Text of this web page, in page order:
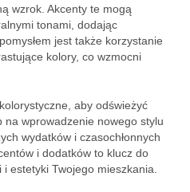
wzrok. Akcenty te mogą
tonami, dodając
jest także korzystanie
kolory, co wzmocni
aby odświeżyć
na wprowadzenie nowego stylu
wydatków i czasochłonnych
i dodatków to klucz do
estetyki Twojego mieszkania.